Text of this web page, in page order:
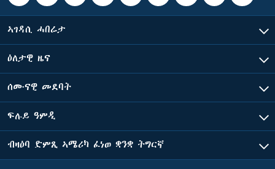
ኣገዳሲ ሓበሬታ
ዕለታዊ ዜና
ሰሙናዊ መደባት
ፍሉይ ዓምዲ
ብዛዕባ ድምጺ ኣሜሪካ ፈነወ ቋንቋ ትግርኛ